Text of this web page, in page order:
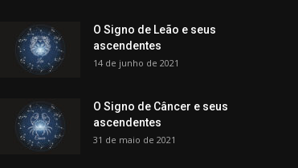
O Signo de Leão e seus
ascendentes
14 de junho de 2021
O Signo de Câncer e seus
ascendentes
31 de maio de 2021